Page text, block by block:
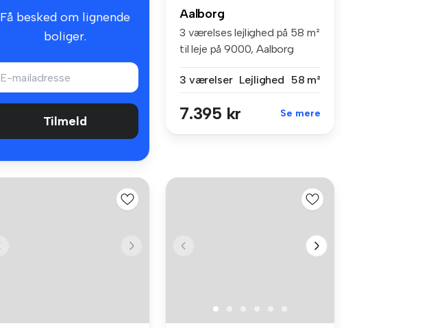
Få besked om lignende
boliger.
Tilmeld
Aalborg
3 værelses lejlighed på 58 m²
til leje på 9000, Aalborg
3 værelser Lejlighed 58 m²
7.395 kr Se mere